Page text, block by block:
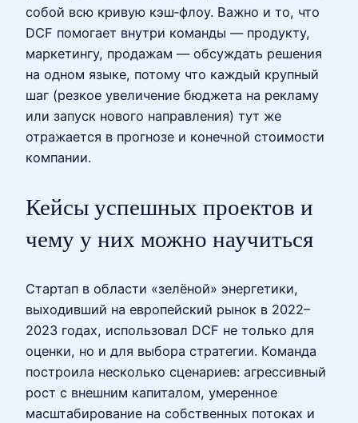
собой всю кривую кэш‑флоу. Важно и то, что
DCF помогает внутри команды — продукту,
маркетингу, продажам — обсуждать решения
на одном языке, потому что каждый крупный
шаг (резкое увеличение бюджета на рекламу
или запуск нового направления) тут же
отражается в прогнозе и конечной стоимости
компании.
Кейсы успешных проектов и
чему у них можно научиться
Стартап в области «зелёной» энергетики,
выходивший на европейский рынок в 2022–
2023 годах, использовал DCF не только для
оценки, но и для выбора стратегии. Команда
построила несколько сценариев: агрессивный
рост с внешним капиталом, умеренное
масштабирование на собственных потоках и